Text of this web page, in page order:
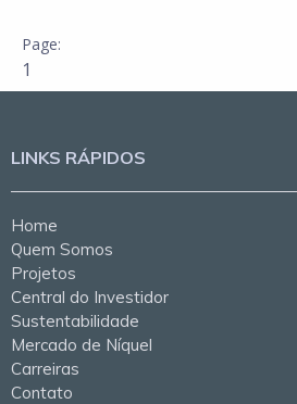
1
LINKS RÁPIDOS
Home
Quem Somos
Projetos
Central do Investidor
Sustentabilidade
Mercado de Níquel
Carreiras
Contato